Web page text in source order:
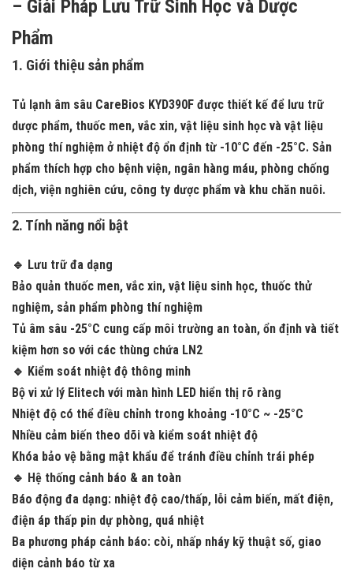
– Giải Pháp Lưu Trữ Sinh Học và Dược
Phẩm
1. Giới thiệu sản phẩm
Tủ lạnh âm sâu CareBios KYD390F được thiết kế để lưu trữ
dược phẩm, thuốc men, vắc xin, vật liệu sinh học và vật liệu
phòng thí nghiệm ở nhiệt độ ổn định từ -10°C đến -25°C. Sản
phẩm thích hợp cho bệnh viện, ngân hàng máu, phòng chống
dịch, viện nghiên cứu, công ty dược phẩm và khu chăn nuôi.
2. Tính năng nổi bật
🔹 Lưu trữ đa dạng
Bảo quản thuốc men, vắc xin, vật liệu sinh học, thuốc thử
nghiệm, sản phẩm phòng thí nghiệm
Tủ âm sâu -25°C cung cấp môi trường an toàn, ổn định và tiết
kiệm hơn so với các thùng chứa LN2
🔹 Kiểm soát nhiệt độ thông minh
Bộ vi xử lý Elitech với màn hình LED hiển thị rõ ràng
Nhiệt độ có thể điều chỉnh trong khoảng -10°C ~ -25°C
Nhiều cảm biến theo dõi và kiểm soát nhiệt độ
Khóa bảo vệ bằng mật khẩu để tránh điều chỉnh trái phép
🔹 Hệ thống cảnh báo & an toàn
Báo động đa dạng: nhiệt độ cao/thấp, lỗi cảm biến, mất điện,
điện áp thấp pin dự phòng, quá nhiệt
Ba phương pháp cảnh báo: còi, nhấp nháy kỹ thuật số, giao
diện cảnh báo từ xa